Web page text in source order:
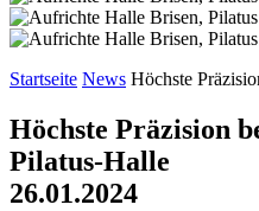
Startseite News Höchste
Höchste Präzision
Pilatus-Halle
26.01.2024